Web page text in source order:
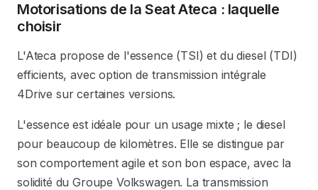
Motorisations de la Seat Ateca : laquelle
choisir
L'Ateca propose de l'essence (TSI) et du diesel (TDI)
efficients, avec option de transmission intégrale
4Drive sur certaines versions.
L'essence est idéale pour un usage mixte ; le diesel
pour beaucoup de kilomètres. Elle se distingue par
son comportement agile et son bon espace, avec la
solidité du Groupe Volkswagen. La transmission